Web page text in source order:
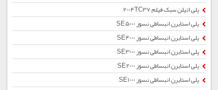
پلی اتیلن سبک فیلم 2004TC37
پلی استایرن انبساطی نسوز SE5000
پلی استایرن انبساطی نسوز SE4000
پلی استایرن انبساطی نسوز SE3000
پلی استایرن انبساطی نسوز SE2000
پلی استایرن انبساطی نسوز SE1000